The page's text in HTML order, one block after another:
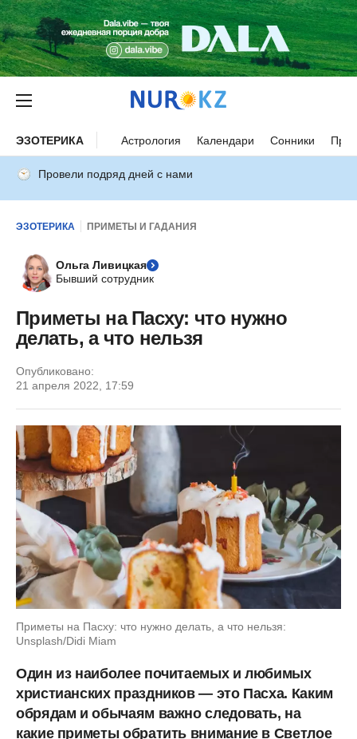
ЭЗОТЕРИКА Астрология Календари Сонники
Провели подряд дней с нами
ЭЗОТЕРИКА ПРИМЕТЫ И ГАДАНИЯ
Ольга Ливицкая
Бывший сотрудник
Приметы на Пасху: что нужно
делать, а что нельзя
Опубликовано:
21 апреля 2022, 17:59
Приметы на Пасху: что нужно делать, а что нельзя:
Unsplash/Didi Miam
Один из наиболее почитаемых и любимых
христианских праздников — это Пасха. Каким
обрядам и обычаям важно следовать, на
какие приметы обратить внимание в Светлое